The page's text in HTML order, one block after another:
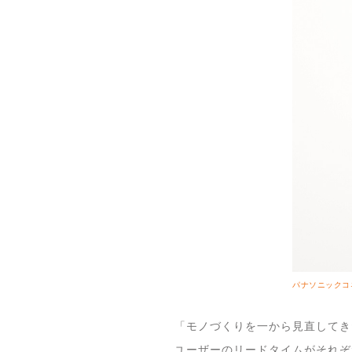
パナソニック
「モノづくりを一から見直して